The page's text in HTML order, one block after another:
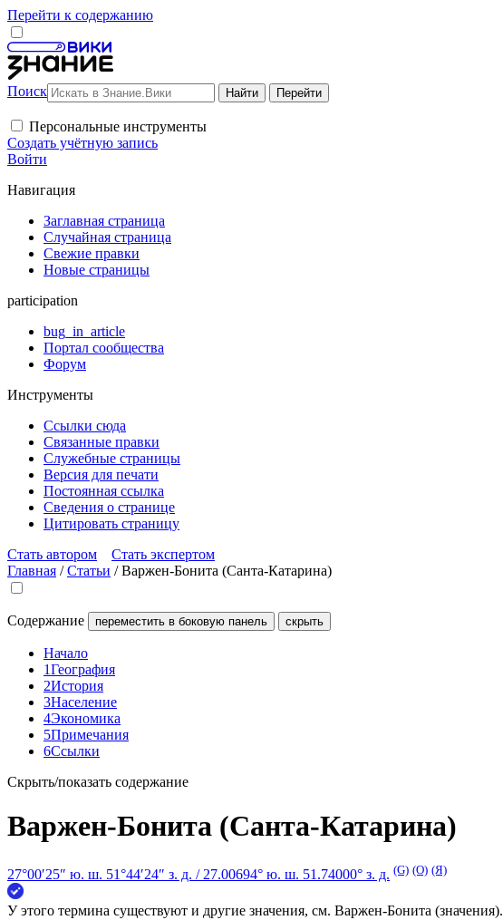
Перейти к содержанию
Поиск
Персональные инструменты
Создать учётную запись
Войти
Навигация
Заглавная страница
Случайная страница
Свежие правки
Новые страницы
participation
bug_in_article
Портал сообщества
Форум
Инструменты
Ссылки сюда
Связанные правки
Служебные страницы
Версия для печати
Постоянная ссылка
Сведения о странице
Цитировать страницу
Стать автором
Стать экспертом
Главная /Статьи /Варжен-Бонита (Санта-Катарина)
Содержание переместить в боковую панель скрыть
Начало
1География
2История
3Население
4Экономика
5Примечания
6Ссылки
Скрыть/показать содержание
Варжен-Бонита (Санта-Катарина)
27°00′25″ ю. ш. 51°44′24″ з. д. / 27.00694° ю. ш. 51.74000° з. д. (G) (O) (Я)
У этого термина существуют и другие значения, см. Варжен-Бонита (значения).